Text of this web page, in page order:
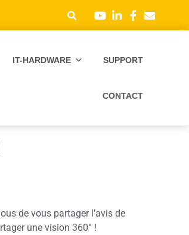
IT-HARDWARE SUPPORT
CONTACT
de vous partager l’avis de
une vision 360° !